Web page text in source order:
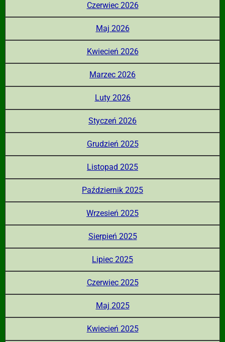
Czerwiec 2026
Maj 2026
Kwiecień 2026
Marzec 2026
Luty 2026
Styczeń 2026
Grudzień 2025
Listopad 2025
Październik 2025
Wrzesień 2025
Sierpień 2025
Lipiec 2025
Czerwiec 2025
Maj 2025
Kwiecień 2025